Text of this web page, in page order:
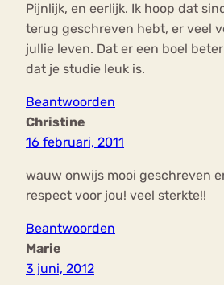
Pijnlijk, en eerlijk. Ik hoop dat
terug geschreven hebt, er veel
jullie leven. Dat er een boel
dat je studie leuk is.
Beantwoorden
Christine
16 februari, 2011
wauw onwijs mooi geschreven
respect voor jou! veel sterkte!!
Beantwoorden
Marie
3 juni, 2012